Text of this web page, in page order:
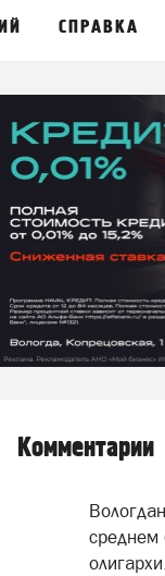
СПРАВКА
Комментарии
среднем